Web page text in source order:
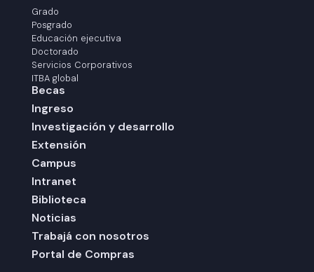
Grado
Posgrado
Educación ejecutiva
Doctorado
Servicios Corporativos
ITBA global
Becas
Ingreso
Investigación y desarrollo
Extensión
Campus
Intranet
Biblioteca
Noticias
Trabajá con nosotros
Portal de Compras